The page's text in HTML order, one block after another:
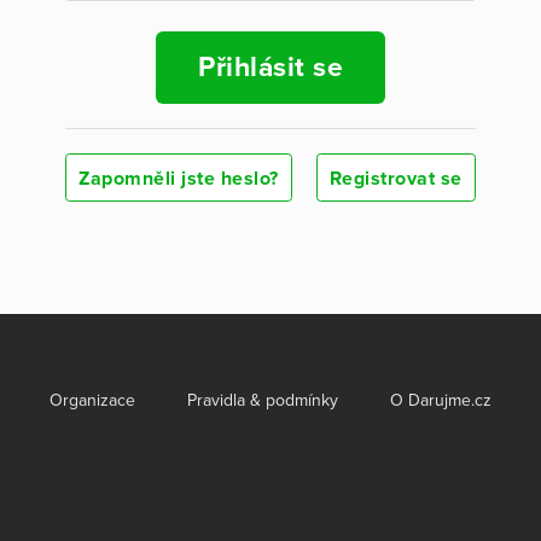
Přihlásit se
Zapomněli jste heslo? Registrovat se
Organizace Pravidla & podmínky O Darujme.cz